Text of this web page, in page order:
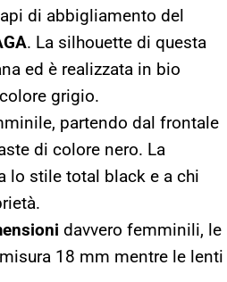
di abbigliamento del
. La silhouette di questa
ed è realizzata in bio
grigio.
partendo dal frontale
di colore nero. La
lo stile total black e a chi
davvero femminili, le
18 mm mentre le lenti